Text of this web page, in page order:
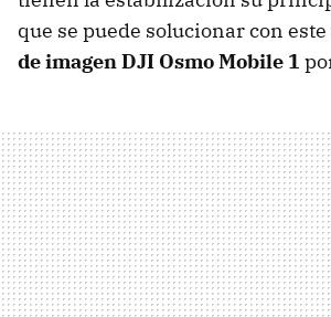
que se puede solucionar con este
de imagen DJI Osmo Mobile 1